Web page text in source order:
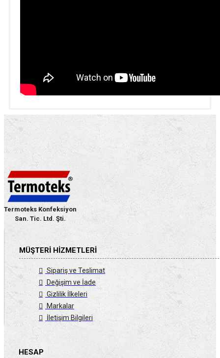
Termoteks Konfeksiyon
San. Tic. Ltd. Şti.
MÜŞTERI HIZMETLERI
Sipariş ve Teslimat
Değişim ve İade
Gizlilik İlkeleri
Markalar
İletişim Bilgileri
HESAP